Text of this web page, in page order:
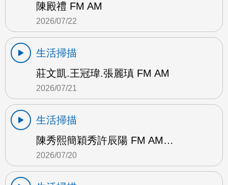
陳殿禮 FM AM
2026/07/22
生活掃描
莊文凱.王冠瑋.張麗瑱 FM AM
2026/07/21
生活掃描
陳秀熙簡穎秀許辰陽 FM AM…
2026/07/20